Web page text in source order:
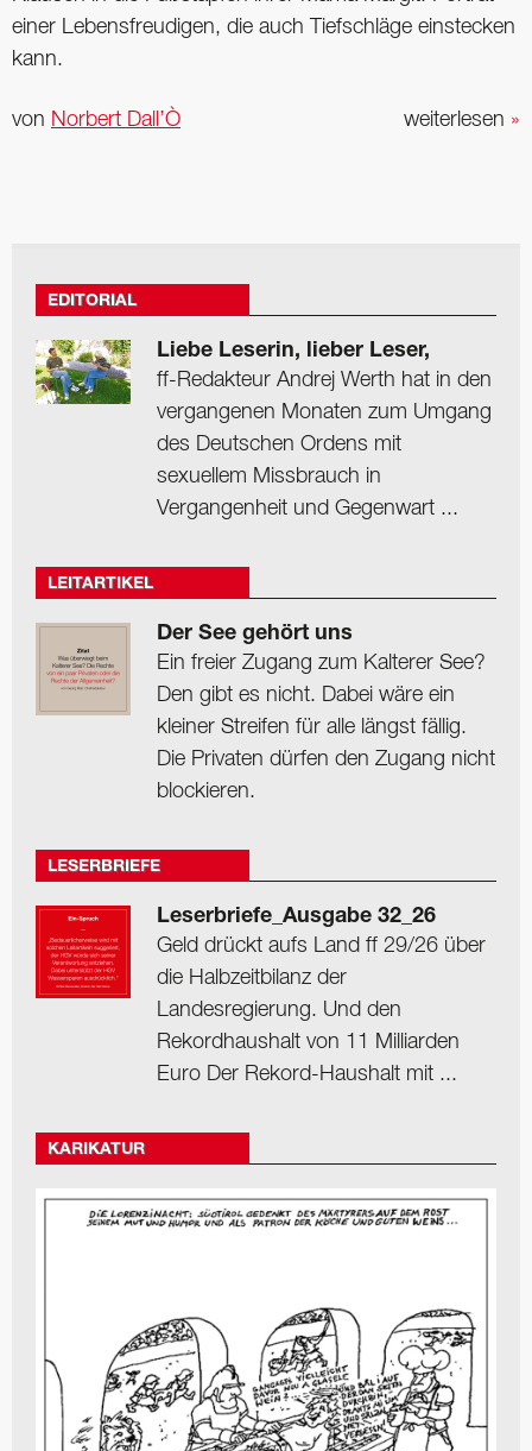
einer Lebensfreudigen, die auch Tiefschläge einstecken
kann.
weiterlesen »
von Norbert Dall’Ò
EDITORIAL
Liebe Leserin, lieber Leser,
ff-Redakteur Andrej Werth hat in den
vergangenen Monaten zum Umgang
des Deutschen Ordens mit
sexuellem Missbrauch in
Vergangenheit und Gegenwart ...
LEITARTIKEL
Der See gehört uns
Ein freier Zugang zum Kalterer See?
Den gibt es nicht. Dabei wäre ein
kleiner Streifen für alle längst fällig.
Die Privaten dürfen den Zugang nicht
blockieren.
LESERBRIEFE
Leserbriefe_Ausgabe 32_26
Geld drückt aufs Land ff 29/26 über
die Halbzeitbilanz der
Landesregierung. Und den
Rekordhaushalt von 11 Milliarden
Euro Der Rekord-Haushalt mit ...
KARIKATUR